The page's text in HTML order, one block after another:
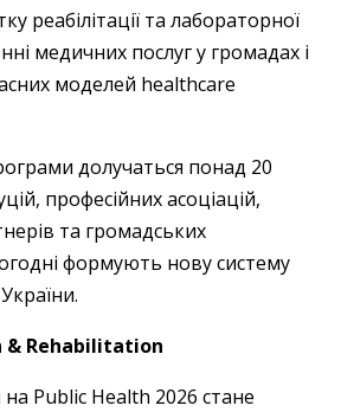
реабілітації та лабораторної
медичних послуг у громадах і
моделей healthcare
долучаться понад 20
професійних асоціацій,
та громадських
формують нову систему
& Rehabilitation
Public Health 2026 стане